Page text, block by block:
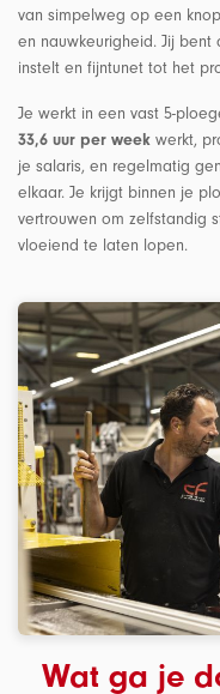
van simpelweg op een
en nauwkeurigheid. Jij
instelt en fijntunet tot het
Je werkt in een vast 5-
33,6 uur per week werkt,
je salaris, en regelmatig
elkaar. Je krijgt binnen je
vertrouwen om zelfstandig
vloeiend te laten lopen.
Wat ga je